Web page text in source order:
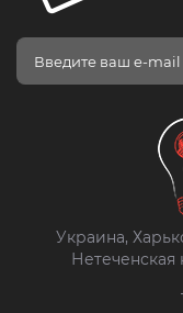
Украина,
Нетеченская